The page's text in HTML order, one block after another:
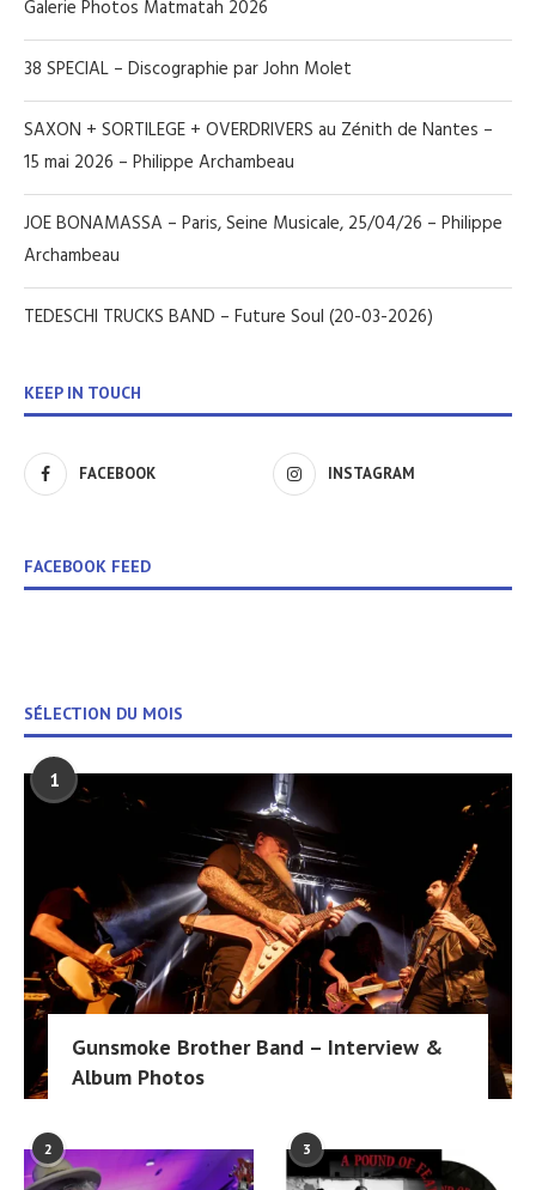
Galerie Photos Matmatah 2026
38 SPECIAL – Discographie par John Molet
SAXON + SORTILEGE + OVERDRIVERS au Zénith de Nantes –
15 mai 2026 – Philippe Archambeau
JOE BONAMASSA – Paris, Seine Musicale, 25/04/26 – Philippe
Archambeau
TEDESCHI TRUCKS BAND – Future Soul (20-03-2026)
KEEP IN TOUCH
FACEBOOK INSTAGRAM
FACEBOOK FEED
SÉLECTION DU MOIS
1
Gunsmoke Brother Band – Interview &
Album Photos
2 3